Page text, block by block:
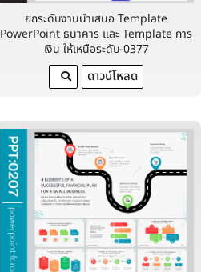
ยกระดับงานนำเสนอ Template
PowerPoint ธนาคาร และ Template การ
เงิน ให้เหนือระดับ-0377
ดาวน์โหลด